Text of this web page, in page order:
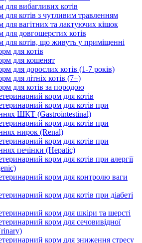
вибагливих котів
для котів з чутливим травленням
для вагітних та лактуючих кішок
для довгошерстих котів
для котів, що живуть у приміщенні
для котів
для кошенят
для дорослих котів (1-7 років)
для літніх котів (7+)
для котів за породою
корм для котів
корм для котів при
ШКТ (Gastrointestinal)
корм для котів при
нирок (Renal)
корм для котів при
печінки (Hepatic)
корм для котів при алергії
корм для контролю ваги
корм для котів при діабеті
корм для шкіри та шерсті
корм для сечовивідної
корм для зниження стресу